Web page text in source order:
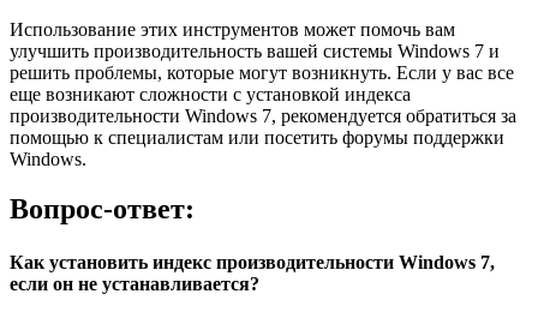
Использование этих инструментов может помочь вам
улучшить производительность вашей системы Windows 7 и
решить проблемы, которые могут возникнуть. Если у вас все
еще возникают сложности с установкой индекса
производительности Windows 7, рекомендуется обратиться за
помощью к специалистам или посетить форумы поддержки
Windows.
Вопрос-ответ:
Как установить индекс производительности Windows 7,
если он не устанавливается?